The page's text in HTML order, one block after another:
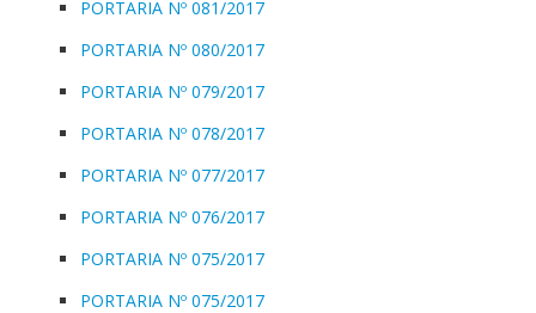
PORTARIA Nº 081/2017
PORTARIA Nº 080/2017
PORTARIA Nº 079/2017
PORTARIA Nº 078/2017
PORTARIA Nº 077/2017
PORTARIA Nº 076/2017
PORTARIA Nº 075/2017
PORTARIA Nº 075/2017